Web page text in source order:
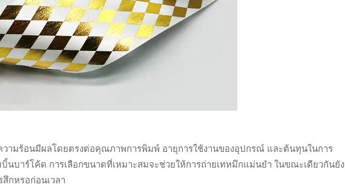
วามร้อนมีผลโดยตรงต่อคุณภาพการพิมพ์ อายุการใช้งานของอุปกรณ์ และต้นทุนในการ
บิ้นบาร์โค้ด การเลือกขนาดที่เหมาะสมจะช่วยให้การถ่ายเทหมึกแม่นยำ ในขณะเดียวกันยัง
กหรอก่อนเวลา